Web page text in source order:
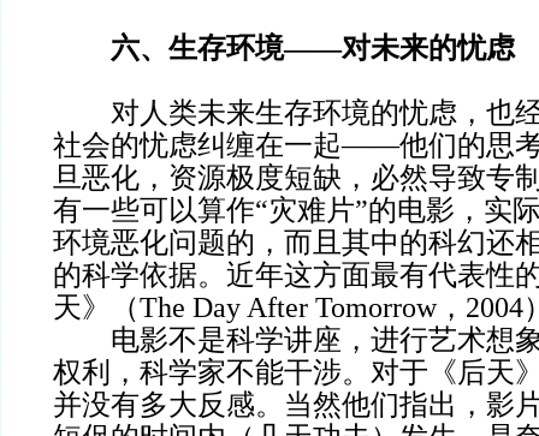
六、生存环境——对未来的忧虑
对人类未来生存环境的忧虑，也
社会的忧虑纠缠在一起——他们的思
旦恶化，资源极度短缺，必然导致专
有一些可以算作“灾难片”的电影，实
环境恶化问题的，而且其中的科幻还
的科学依据。近年这方面最有代表性
天》（The Day After Tomorrow，2004
电影不是科学讲座，进行艺术想
权利，科学家不能干涉。对于《后天
并没有多大反感。当然他们指出，影